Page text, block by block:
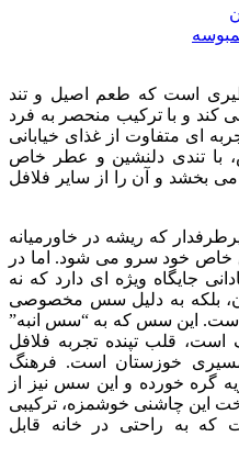
است که طعم اصیل و تند
کند و با ترکیب منحصر به فرد
ای متفاوت از غذای خیابانی
با تندی دلنشین و عطر خاص
می بخشد و آن را از سایر فلافل
که ریشه در خاورمیانه
خاص خود سرو می شود. اما در
جایگاه ویژه ای دارد که نه
بلکه به دلیل سس مخصوصی
این سس که به “سس انبه”
قلب تپنده تجربه فلافل
خوزستان است. فرهنگ
گره خورده و این سس نیز از
این چاشنی خوشمزه، ترکیبی
که به راحتی در خانه قابل